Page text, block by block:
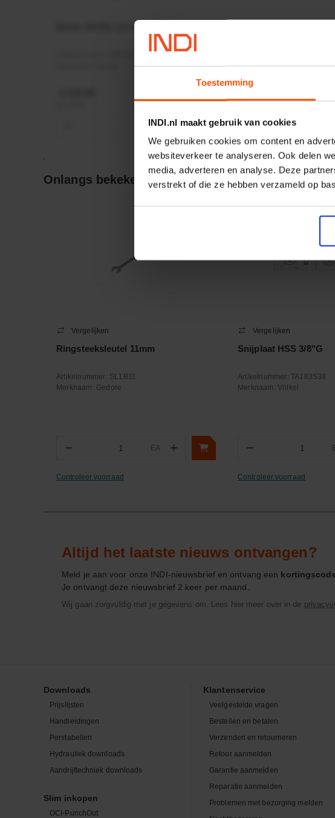
Toestemming
INDI.nl maakt gebruik van cookies
We gebruiken cookies om content en
websiteverkeer te analyseren. Ook delen
media, adverteren en analyse. Deze
verstrekt of die ze hebben verzameld op
Motor 24VDC 2,2 kw + PTC
+
Merknaam:Baltrotors
−
Onlangs bekeken:
Vergelijken
Ringsteeksleutel 11mm
Artikelnummer: SL1B11
Merknaam: Gedore
− EA +
Controleer voorraad
Vergelijken
Snijplaat HSS 3/8"G
Artikelnummer: TA183S38
Merknaam: Völkel
−
Controleer voorraad
Altijd het laatste nieuws ontvangen?
Meld je aan voor onze INDI-nieuwsbrief en ontvang een
Je ontvangt deze nieuwsbrief 2 keer per maand.
Wij gaan zorgvuldig met je gegevens om. Lees hier meer over in de
Downloads
Prijslijsten
Handleidingen
Perstabellen
Hydrauliek downloads
Aandrijftechniek downloads
Slim inkopen
OCI-PunchOut
Klantenservice
Veelgestelde vragen
Bestellen en betalen
Verzenden en retourneren
Retour aanmelden
Garantie aanmelden
Reparatie aanmelden
Problemen met bezorging melden